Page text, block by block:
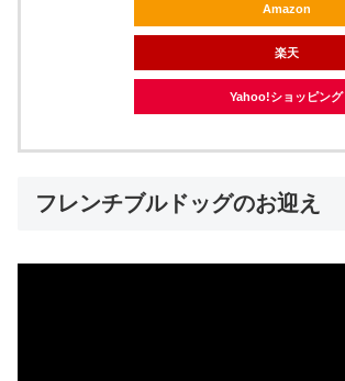
Amazon
楽天
Yahoo!ショッピング
フレンチブルドッグのお迎え